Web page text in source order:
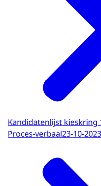
Kandidatenlijst kieskring
Proces-verbaal23-10-2023